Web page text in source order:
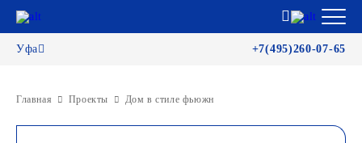
Уфа +7(495)260-07-65
Главная Проекты Дом в стиле фьюжн